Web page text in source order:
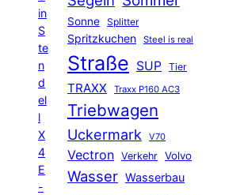
in
S
te
n
d
el
l
X
4
E
-
Sonne Splitter
Spritzkuchen Steel is real
Straße SUP Tier
TRAXX Traxx P160 AC3
Triebwagen
Uckermark V70
Vectron Verkehr Volvo
Wasser Wasserbau